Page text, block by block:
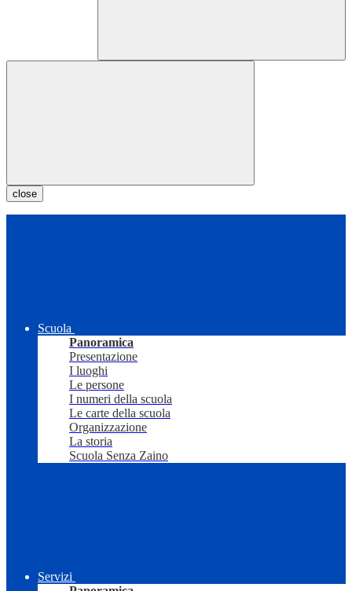
close
Scuola
Panoramica
Presentazione
I luoghi
Le persone
I numeri della scuola
Le carte della scuola
Organizzazione
La storia
Scuola Senza Zaino
Servizi